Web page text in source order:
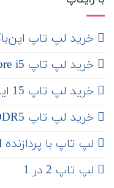
خرید لپ تاپ
خرید لپ تاپ Core i5
‌‌ خرید لپ تاپ 15 اینچی
خرید لپ تاپ DDR5
لپ تاپ با پردازنده Intel
لپ تاپ 2 در 1